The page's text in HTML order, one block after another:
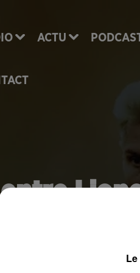
ACTU
Uruguay-Argentine